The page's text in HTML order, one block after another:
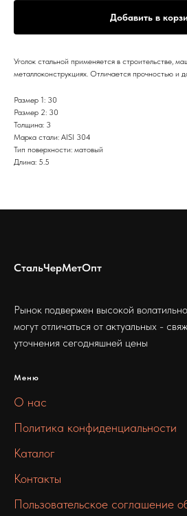
Добавить в
Уголок стальной применяется в строительстве,
металлоконструкциях. Отличается прочностью и
Размер 1: 30
Размер 2: 30
Толщина: 3
Марка стали: AISI 304
Тип поверхности: матовый
Длина: 5.5
СтальЧерМетОпт
Рынок подвержен высокой
могут отличаться от актуальных -
уточнения сегодняшней цены
Меню
О нас
Политика конфиденциальности
Каталог
Контакты
Пользовательское соглашение